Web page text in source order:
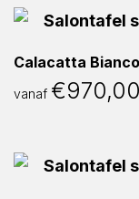
Calacatta
vanaf €970,00